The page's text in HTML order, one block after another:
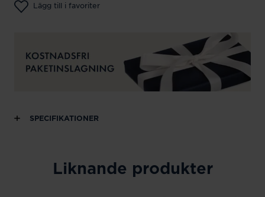
Lägg till i favoriter
SPECIFIKATIONER
Liknande produkter